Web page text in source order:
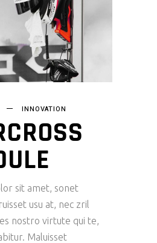
INNOVATION
sit amet, sonet
usu at, nec zril
nostro virtute qui te,
Maluisset